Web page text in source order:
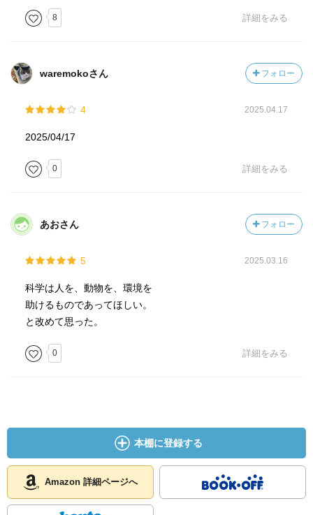
500gあれば全人類駆逐できるという危険物。症状は下痢、
嘔吐から始まり、麻痺が顔面から広がっていき、呼吸筋が
怖すぎる。
者・オニャンゴ教授が研究していた技術。メンデルの遺伝
換え蚊を使えば、マラリア耐性を持つ蚊を放つことでマラ
リア媒介を防ぐことも理論上はできる。パナマ運河で放射
る話を思い出した。これは成功しているとのこと。マラリ
ア撲滅は現代では叶っておらず、課題になり続けている。
逃亡しながら紐倉は事件の真相へと迫っていく。各国でボ
ツリヌス毒素を使って殺された類似事件。その被害者の見
えざる共通点とは何か。その最奥へたどり着いた時、科学
の可能性に善悪はないと思い知る。それを人間がどう扱う
「一人一人はいい人たちなんだ…とてもとても…でも緊張
状態の中で人が集まると…危険だ」
の問題が重くのしかかる。
8 詳細をみる
waremokoさん フォロー
4 2025.04.17
2025/04/17
0 詳細をみる
あおさん フォロー
5 2025.03.16
科学は人を、動物を、環境を
助けるものであってほしい。
と改めて思った。
0 詳細をみる
本棚に登録する
Amazon 詳細ページへ